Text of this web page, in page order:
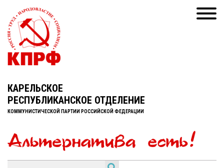
КАРЕЛЬСКОЕ
РЕСПУБЛИКАНСКОЕ ОТДЕЛЕНИЕ
КОММУНИСТИЧЕСКОЙ ПАРТИИ РОССИЙСКОЙ ФЕДЕРАЦИИ